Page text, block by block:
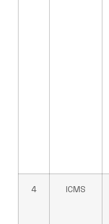
4 ICMS